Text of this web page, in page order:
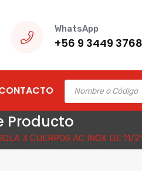
WhatsApp
+56 9 3449 3768
Products
search
Producto
3 CUERPOS AC INOX DE 11/